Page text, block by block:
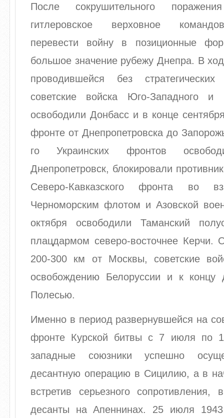
После сокрушительного
гитлеровское верховное
перевести войну в позиционные
большое значение рубежу Днепра. В
проводившейся без стратегических
советские войска Юго-Западного
освободили Донбасс и в конце
фронте от Днепропетровска до
го Украинских фронтов
Днепропетровск, блокировали
Северо-Кавказского фронта во
Черноморским флотом и Азовской
октября освободили Таманский
плацдармом северо-восточнее Керчи.
200-300 км от Москвы, советские
освобождению Белоруссии и к
Полесью.
Именно в период развернувшейся на
фронте Курской битвы с 7 июля по
западные союзники успешно
десантную операцию в Сицилию, а в
встретив серьезного сопротивления,
десанты на Апеннинах. 25 июля 1943